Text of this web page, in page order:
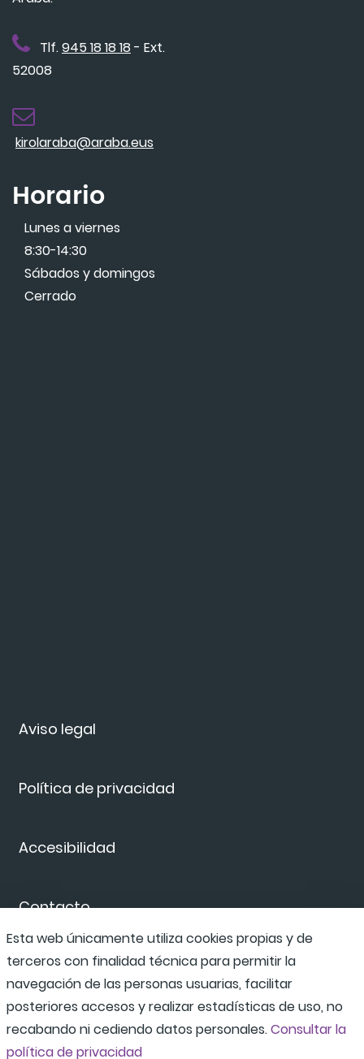
Aviso legal
Política de privacidad
Accesibilidad
Contacto
Canal de denuncias
Tlf.945 18 18 18 - Ext.
52008
kirolaraba@araba.eus
Horario
Lunes a viernes
8:30-14:30
Sábados y domingos
Cerrado
Esta web únicamente utiliza cookies propias y de
terceros con finalidad técnica para permitir la
navegación de las personas usuarias, facilitar
posteriores accesos y realizar estadísticas de uso, no
recabando ni cediendo datos personales.Consultar la
política de privacidad